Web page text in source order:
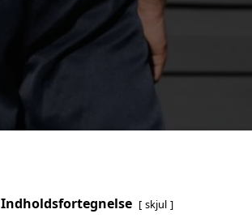
Indholdsfortegnelse skjul